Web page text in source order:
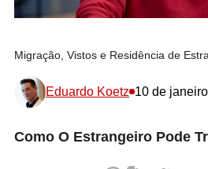
Migração, Vistos e Residência de
Eduardo Koetz 10 de
Como O Estrangeiro Pode